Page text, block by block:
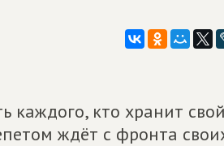
каждого, кто хранит свой
ждёт с фронта